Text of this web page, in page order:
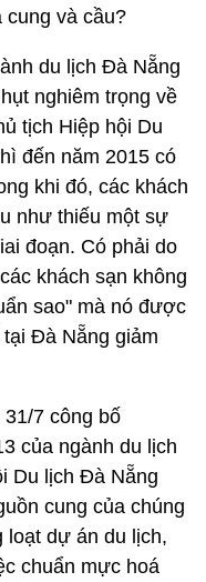
cung và cầu?
du lịch Đà Nẵng
nghiêm trọng về
tịch Hiệp hội Du
đến năm 2015 có
khi đó, các khách
như thiếu một sự
đoạn. Có phải do
khách sạn không
sao" mà nó được
Đà Nẵng giảm
7 công bố
của ngành du lịch
Du lịch Đà Nẵng
cung của chúng
dự án du lịch,
chuẩn mực hoá